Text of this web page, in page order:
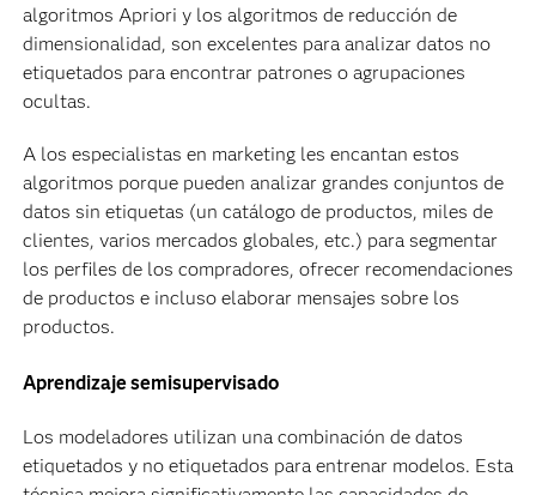
algoritmos Apriori y los algoritmos de reducción de
dimensionalidad, son excelentes para analizar datos no
etiquetados para encontrar patrones o agrupaciones
ocultas.
A los especialistas en marketing les encantan estos
algoritmos porque pueden analizar grandes conjuntos de
datos sin etiquetas (un catálogo de productos, miles de
clientes, varios mercados globales, etc.) para segmentar
los perfiles de los compradores, ofrecer recomendaciones
de productos e incluso elaborar mensajes sobre los
productos.
Aprendizaje semisupervisado
Los modeladores utilizan una combinación de datos
etiquetados y no etiquetados para entrenar modelos. Esta